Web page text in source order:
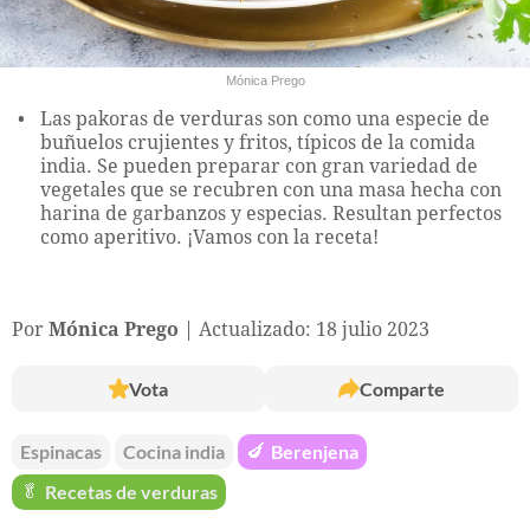
Mónica Prego
Las pakoras de verduras son como una especie de
buñuelos crujientes y fritos, típicos de la comida
india. Se pueden preparar con gran variedad de
vegetales que se recubren con una masa hecha con
harina de garbanzos y especias. Resultan perfectos
como aperitivo. ¡Vamos con la receta!
Por Mónica Prego Actualizado: 18 julio 2023
Vota Comparte
Espinacas Cocina india 🍆 Berenjena
🥬 Recetas de verduras